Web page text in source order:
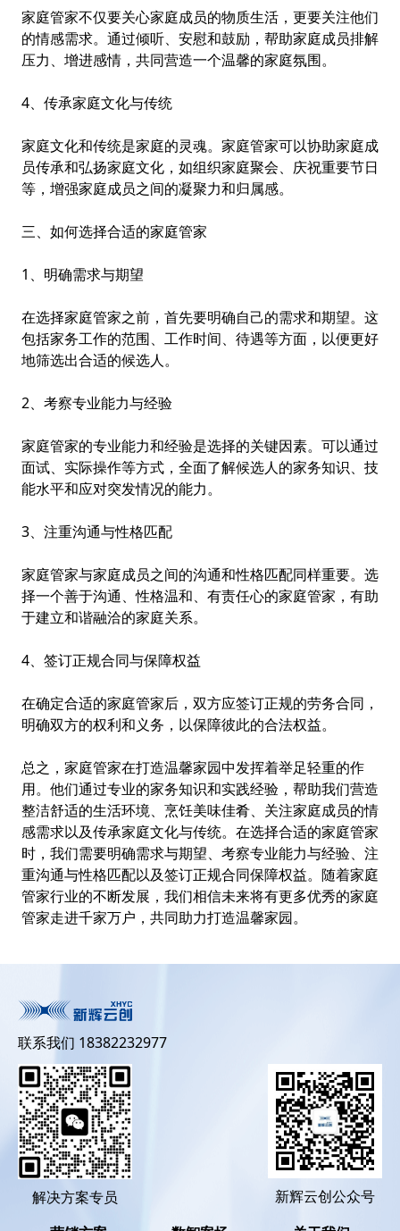
家庭管家不仅要关心家庭成员的物质生活，更要关注他们
的情感需求。通过倾听、安慰和鼓励，帮助家庭成员排解
压力、增进感情，共同营造一个温馨的家庭氛围。
4、传承家庭文化与传统
家庭文化和传统是家庭的灵魂。家庭管家可以协助家庭成
员传承和弘扬家庭文化，如组织家庭聚会、庆祝重要节日
等，增强家庭成员之间的凝聚力和归属感。
三、如何选择合适的家庭管家
1、明确需求与期望
在选择家庭管家之前，首先要明确自己的需求和期望。这
包括家务工作的范围、工作时间、待遇等方面，以便更好
地筛选出合适的候选人。
2、考察专业能力与经验
家庭管家的专业能力和经验是选择的关键因素。可以通过
面试、实际操作等方式，全面了解候选人的家务知识、技
能水平和应对突发情况的能力。
3、注重沟通与性格匹配
家庭管家与家庭成员之间的沟通和性格匹配同样重要。选
择一个善于沟通、性格温和、有责任心的家庭管家，有助
于建立和谐融洽的家庭关系。
4、签订正规合同与保障权益
在确定合适的家庭管家后，双方应签订正规的劳务合同，
明确双方的权利和义务，以保障彼此的合法权益。
总之，家庭管家在打造温馨家园中发挥着举足轻重的作
用。他们通过专业的家务知识和实践经验，帮助我们营造
整洁舒适的生活环境、烹饪美味佳肴、关注家庭成员的情
感需求以及传承家庭文化与传统。在选择合适的家庭管家
时，我们需要明确需求与期望、考察专业能力与经验、注
重沟通与性格匹配以及签订正规合同保障权益。随着家庭
管家行业的不断发展，我们相信未来将有更多优秀的家庭
管家走进千家万户，共同助力打造温馨家园。
联系我们 18382232977
解决方案专员
新辉云创公众号